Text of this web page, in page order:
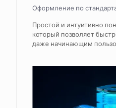
Оформление по
Простой и интуитивно
который позволяет
даже начинающим